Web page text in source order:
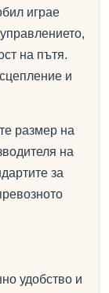
играе
на пътя.
и
размер на
на
за
удобство и